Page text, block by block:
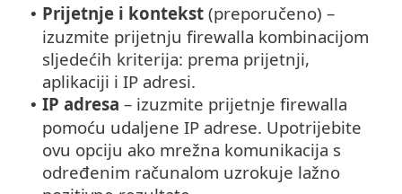
• Prijetnje i kontekst (preporučeno) –
izuzmite prijetnju firewalla kombinacijom
sljedećih kriterija: prema prijetnji,
aplikaciji i IP adresi.
• IP adresa – izuzmite prijetnje firewalla
pomoću udaljene IP adrese. Upotrijebite
ovu opciju ako mrežna komunikacija s
određenim računalom uzrokuje lažno